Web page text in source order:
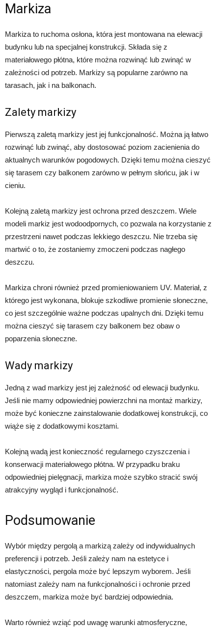
Markiza
Markiza to ruchoma osłona, która jest montowana na elewacji
budynku lub na specjalnej konstrukcji. Składa się z
materiałowego płótna, które można rozwinąć lub zwinąć w
zależności od potrzeb. Markizy są popularne zarówno na
tarasach, jak i na balkonach.
Zalety markizy
Pierwszą zaletą markizy jest jej funkcjonalność. Można ją łatwo
rozwinąć lub zwinąć, aby dostosować poziom zacienienia do
aktualnych warunków pogodowych. Dzięki temu można cieszyć
się tarasem czy balkonem zarówno w pełnym słońcu, jak i w
cieniu.
Kolejną zaletą markizy jest ochrona przed deszczem. Wiele
modeli markiz jest wodoodpornych, co pozwala na korzystanie z
przestrzeni nawet podczas lekkiego deszczu. Nie trzeba się
martwić o to, że zostaniemy zmoczeni podczas nagłego
deszczu.
Markiza chroni również przed promieniowaniem UV. Materiał, z
którego jest wykonana, blokuje szkodliwe promienie słoneczne,
co jest szczególnie ważne podczas upalnych dni. Dzięki temu
można cieszyć się tarasem czy balkonem bez obaw o
poparzenia słoneczne.
Wady markizy
Jedną z wad markizy jest jej zależność od elewacji budynku.
Jeśli nie mamy odpowiedniej powierzchni na montaż markizy,
może być konieczne zainstalowanie dodatkowej konstrukcji, co
wiąże się z dodatkowymi kosztami.
Kolejną wadą jest konieczność regularnego czyszczenia i
konserwacji materiałowego płótna. W przypadku braku
odpowiedniej pielęgnacji, markiza może szybko stracić swój
atrakcyjny wygląd i funkcjonalność.
Podsumowanie
Wybór między pergolą a markizą zależy od indywidualnych
preferencji i potrzeb. Jeśli zależy nam na estetyce i
elastyczności, pergola może być lepszym wyborem. Jeśli
natomiast zależy nam na funkcjonalności i ochronie przed
deszczem, markiza może być bardziej odpowiednia.
Warto również wziąć pod uwagę warunki atmosferyczne,